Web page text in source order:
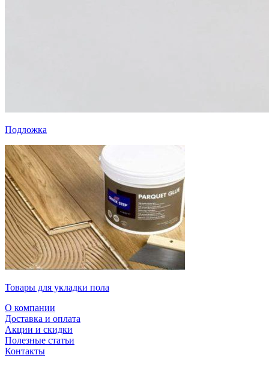
Подложка
Товары для укладки пола
О компании
Доставка и оплата
Акции и скидки
Полезные статьи
Контакты